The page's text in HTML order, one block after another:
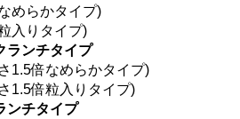
めらかタイプ)
入りタイプ)
ランチタイプ
1.5倍なめらかタイプ)
1.5倍粒入りタイプ)
ンチタイプ